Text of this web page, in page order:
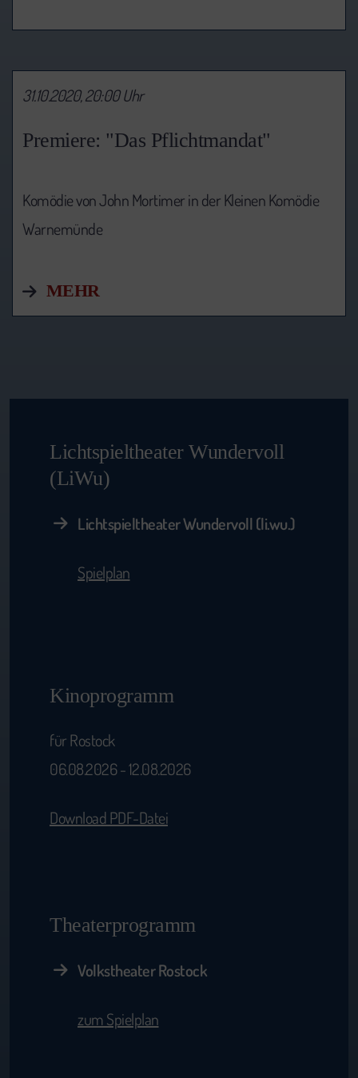
Premiere: "Das Pflichtmandat"
31.10.2020, 20:00 Uhr
Komödie von John Mortimer in der Kleinen Komödie
Warnemünde
MEHR
Lichtspieltheater Wundervoll
(LiWu)
Lichtspieltheater Wundervoll (li.wu.)
Spielplan
Kinoprogramm
für Rostock
06.08.2026 - 12.08.2026
Download PDF-Datei
Theaterprogramm
Volkstheater Rostock
zum Spielplan